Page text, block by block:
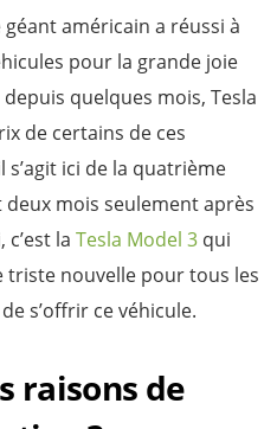
américain a réussi à
pour la grande joie
quelques mois, Tesla
de certains de ces
ici de la quatrième
mois seulement après
la Tesla Model 3 qui
triste nouvelle pour tous les
s’offrir ce véhicule.
raisons de